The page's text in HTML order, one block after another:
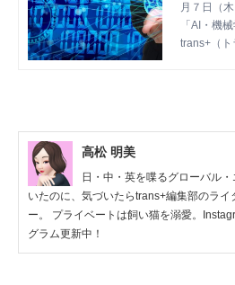
事例【6
2/3】 |
月７日（
「AI・機
線」を開
trans+（ト
高松 明美
日・中・英を喋るグローバル
いたのに、気づいたらtrans+編集部のラ
ー。 プライベートは飼い猫を溺愛。
グラム更新中！